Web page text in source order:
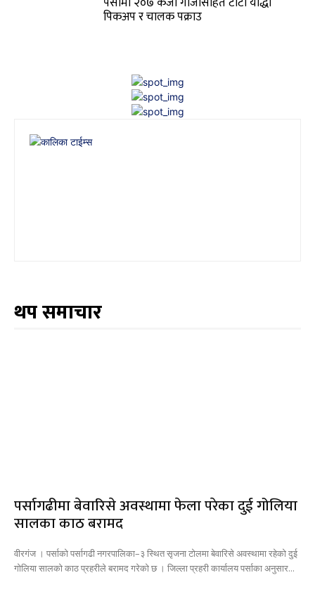
पिकअप र चालक पक्राउ
थप समाचार
पर्सागढीमा बेवारिसे अवस्थामा फेला परेका दुई गोलिया
सालका काठ बरामद
वीरगंज । पर्साको पर्सागढी नगरपालिका–३ स्थित सृजना टोलमा बेवारिसे अवस्थामा रहेको दुई
गोलिया सालको काठ प्रहरीले बरामद गरेको छ । जिल्ला प्रहरी कार्यालय पर्साका अनुसार...